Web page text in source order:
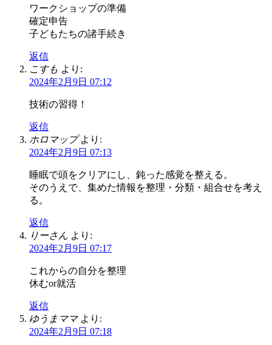
ワークショップの準備
確定申告
子どもたちの諸手続き
返信
こすも より:
2024年2月9日 07:12
技術の習得！
返信
ホロマップ より:
2024年2月9日 07:13
睡眠で頭をクリアにし、鈍った感覚を整える。
そのうえで、集めた情報を整理・分類・組合せを考え
る。
返信
りーさん より:
2024年2月9日 07:17
これからの自分を整理
休むor就活
返信
ゆうまママ より:
2024年2月9日 07:18